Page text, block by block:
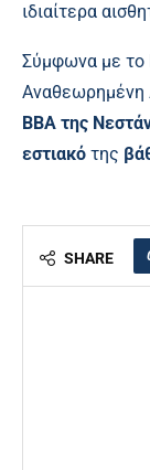
ιδιαίτερα
Σύμφωνα με το
Αναθεωρημένη
ΒΒΑ της
εστιακό της
SHARE